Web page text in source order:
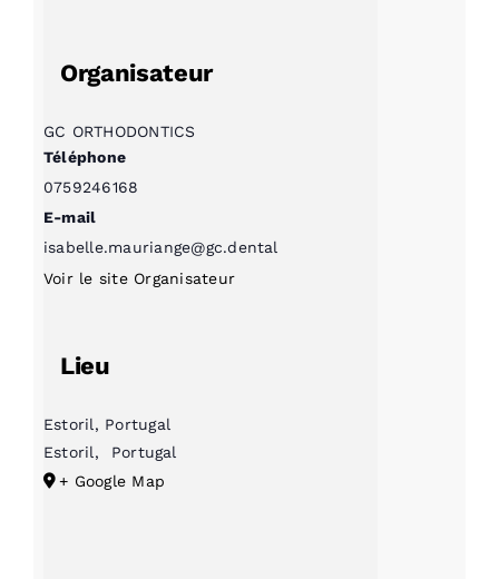
Organisateur
GC ORTHODONTICS
Téléphone
0759246168
E-mail
isabelle.mauriange@gc.dental
Voir le site Organisateur
Lieu
Estoril, Portugal
Estoril,
Portugal
+ Google Map